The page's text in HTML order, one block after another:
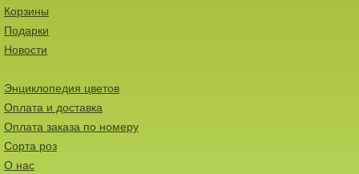
Корзины
Подарки
Новости
Энциклопедия цветов
Оплата и доставка
Оплата заказа по номеру
Сорта роз
О нас